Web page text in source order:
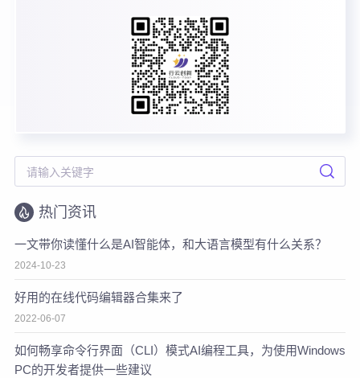
热门资讯
一文带你读懂什么是AI智能体，和大语言模型有什么关系？
2024-10-23
好用的在线代码编辑器合集来了
2022-06-07
如何畅享命令行界面（CLI）模式AI编程工具，为使用Windows
PC的开发者提供一些建议